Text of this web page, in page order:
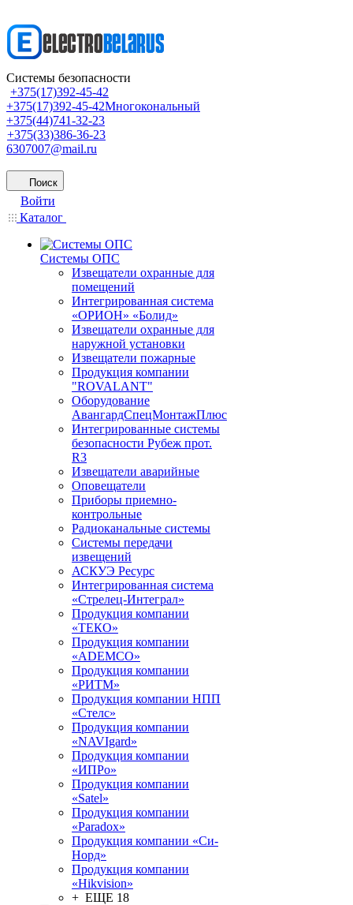
Системы безопасности
+375(17)392-45-42
+375(17)392-45-42Многокональный
+375(44)741-32-23
+375(33)386-36-23
6307007@mail.ru
Поиск
Войти
Каталог
Системы ОПС
Извещатели охранные для
помещений
Интегрированная система
«ОРИОН» «Болид»
Извещатели охранные для
наружной установки
Извещатели пожарные
Продукция компании
"ROVALANT"
Оборудование
АвангардСпецМонтажПлюс
Интегрированные системы
безопасности Рубеж прот.
R3
Извещатели аварийные
Оповещатели
Приборы приемно-
контрольные
Радиоканальные системы
Системы передачи
извещений
АСКУЭ Ресурс
Интегрированная система
«Стрелец-Интеграл»
Продукция компании
«ТЕКО»
Продукция компании
«ADEMCO»
Продукция компании
«РИТМ»
Продукция компании НПП
«Стелс»
Продукция компании
«NAVIgard»
Продукция компании
«ИПРо»
Продукция компании
«Satel»
Продукция компании
«Paradox»
Продукция компании «Си-
Норд»
Продукция компании
«Hikvision»
+ ЕЩЕ 18